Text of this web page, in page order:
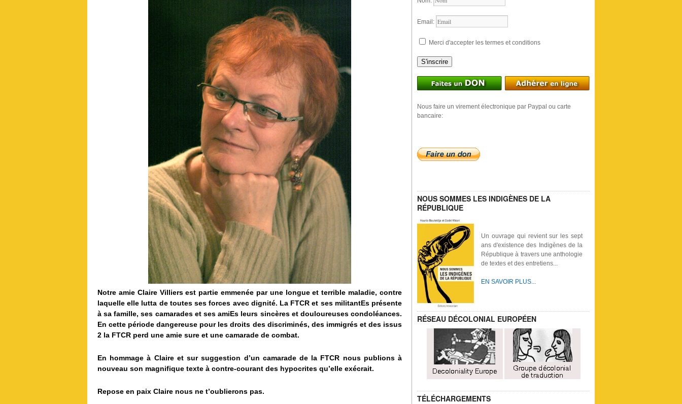
Notre amie Claire Villiers est partie emmenée par une longue et terrible maladie, contre
laquelle elle lutta de toutes ses forces avec dignité. La FTCR et ses militantEs présente
à sa famille, ses camarades et ses amiEs leurs sincères et douloureuses condoléances.
En cette période dangereuse pour les droits des discriminés, des immigrés et des issus
2 la FTCR perd une amie sure et une camarade de combat.
En hommage à Claire et sur suggestion d’un camarade de la FTCR nous publions à
nouveau son magnifique texte à contre-courant des hypocrites qu’elle exécrait.
Repose en paix Claire nous ne t’oublierons pas.
Email:
Merci d'accepter les termes et conditions
S'inscrire
Nous faire un virement électronique par Paypal ou carte
bancaire:
NOUS SOMMES LES INDIGÈNES DE LA
RÉPUBLIQUE
Un ouvrage qui revient sur les sept
ans d'existence des Indigènes de la
République à travers une anthologie
de textes et des entretiens...
EN SAVOIR PLUS...
RÉSEAU DÉCOLONIAL EUROPÉEN
TÉLÉCHARGEMENTS